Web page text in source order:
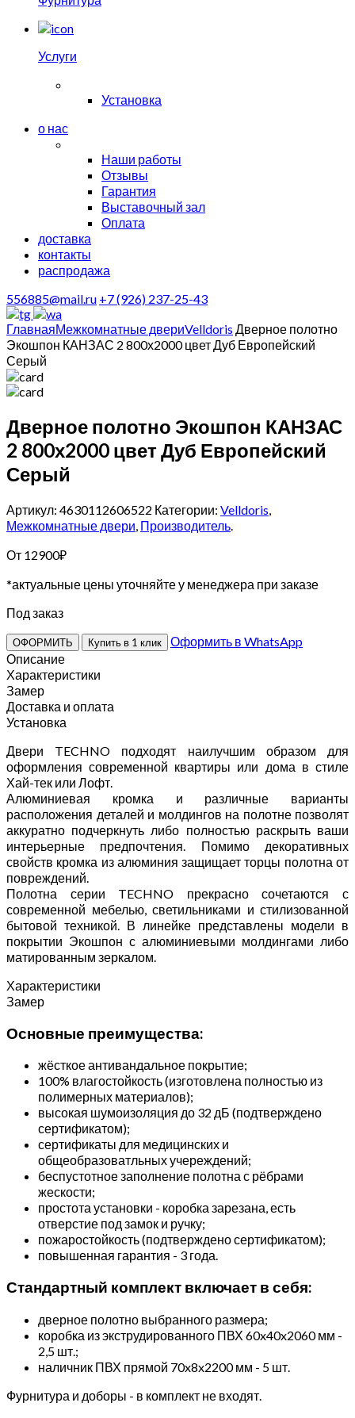
Услуги
Установка
о нас
Наши работы
Отзывы
Гарантия
Выставочный зал
Оплата
доставка
контакты
распродажа
556885@mail.ru +7 (926) 237-25-43
ГлавнаяМежкомнатные двериVelldoris Дверное полотно
Экошпон КАНЗАС 2 800х2000 цвет Дуб Европейский
Серый
Дверное полотно Экошпон КАНЗАС
2 800х2000 цвет Дуб Европейский
Серый
Артикул: 4630112606522 Категории: Velldoris,
Межкомнатные двери, Производитель.
От 12900₽
*актуальные цены уточняйте у менеджера при заказе
Под заказ
ОФОРМИТЬ Купить в 1 клик
Оформить в WhatsApp
Описание
Характеристики
Замер
Доставка и оплата
Установка
Двери TECHNO подходят наилучшим образом для
оформления современной квартиры или дома в стиле
Хай-тек или Лофт.
Алюминиевая кромка и различные варианты
расположения деталей и молдингов на полотне позволят
аккуратно подчеркнуть либо полностью раскрыть ваши
интерьерные предпочтения. Помимо декоративных
свойств кромка из алюминия защищает торцы полотна от
повреждений.
Полотна серии TECHNO прекрасно сочетаются с
современной мебелью, светильниками и стилизованной
бытовой техникой. В линейке представлены модели в
покрытии Экошпон с алюминиевыми молдингами либо
матированным зеркалом.
Характеристики
Замер
Основные преимущества:
жёсткое антивандальное покрытие;
100% влагостойкость (изготовлена полностью из
полимерных материалов);
высокая шумоизоляция до 32 дБ (подтверждено
сертификатом);
сертификаты для медицинских и
общеобразоватльных учереждений;
беспустотное заполнение полотна с рёбрами
жескости;
простота установки - коробка зарезана, есть
отверстие под замок и ручку;
пожаростойкость (подтверждено сертификатом);
повышенная гарантия - 3 года.
Стандартный комплект включает в себя:
дверное полотно выбранного размера;
коробка из экструдированного ПВХ 60x40x2060 мм -
2,5 шт.;
наличник ПВХ прямой 70x8x2200 мм - 5 шт.
Фурнитура и доборы - в комплект не входят.